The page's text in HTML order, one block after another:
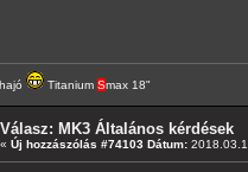
Titanium Smax 18"
Válasz: MK3 Általános kérdések
« Új hozzászólás #74103 Dátum: